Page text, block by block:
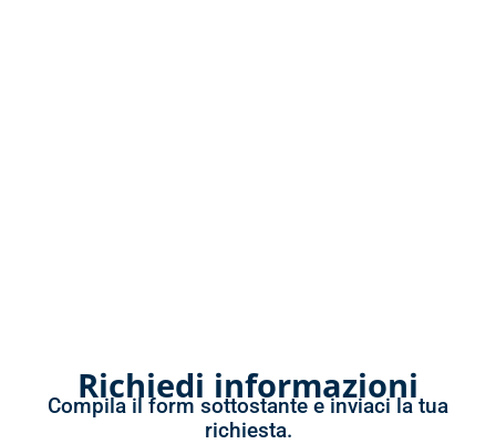
Richiedi informazioni
Compila il form sottostante e inviaci la tua
richiesta.